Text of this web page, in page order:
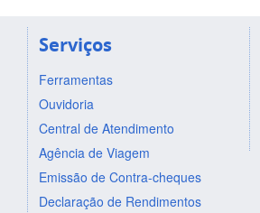
Serviços
Ferramentas
Ouvidoria
Central de Atendimento
Agência de Viagem
Emissão de Contra-cheques
Declaração de Rendimentos